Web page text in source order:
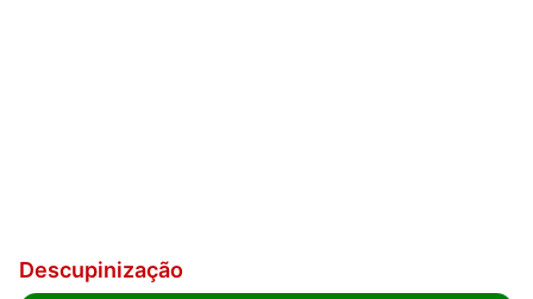
Descupinização